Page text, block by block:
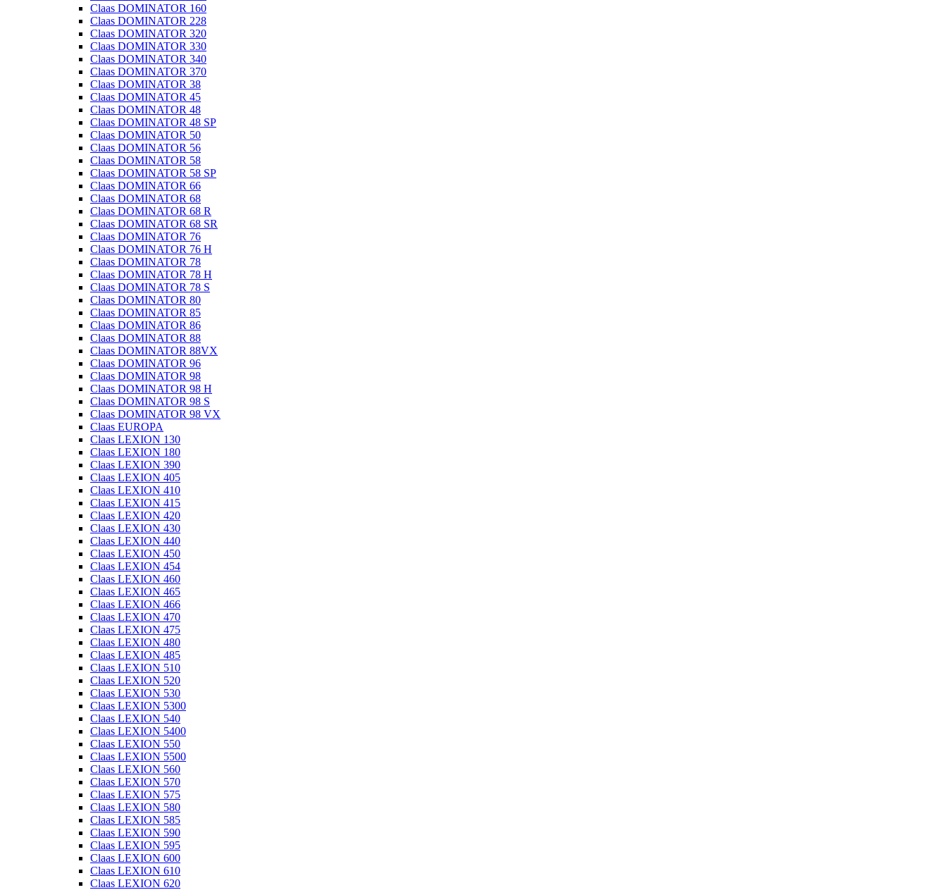
Claas DOMINATOR 160
Claas DOMINATOR 228
Claas DOMINATOR 320
Claas DOMINATOR 330
Claas DOMINATOR 340
Claas DOMINATOR 370
Claas DOMINATOR 38
Claas DOMINATOR 45
Claas DOMINATOR 48
Claas DOMINATOR 48 SP
Claas DOMINATOR 50
Claas DOMINATOR 56
Claas DOMINATOR 58
Claas DOMINATOR 58 SP
Claas DOMINATOR 66
Claas DOMINATOR 68
Claas DOMINATOR 68 R
Claas DOMINATOR 68 SR
Claas DOMINATOR 76
Claas DOMINATOR 76 H
Claas DOMINATOR 78
Claas DOMINATOR 78 H
Claas DOMINATOR 78 S
Claas DOMINATOR 80
Claas DOMINATOR 85
Claas DOMINATOR 86
Claas DOMINATOR 88
Claas DOMINATOR 88VX
Claas DOMINATOR 96
Claas DOMINATOR 98
Claas DOMINATOR 98 H
Claas DOMINATOR 98 S
Claas DOMINATOR 98 VX
Claas EUROPA
Claas LEXION 130
Claas LEXION 180
Claas LEXION 390
Claas LEXION 405
Claas LEXION 410
Claas LEXION 415
Claas LEXION 420
Claas LEXION 430
Claas LEXION 440
Claas LEXION 450
Claas LEXION 454
Claas LEXION 460
Claas LEXION 465
Claas LEXION 466
Claas LEXION 470
Claas LEXION 475
Claas LEXION 480
Claas LEXION 485
Claas LEXION 510
Claas LEXION 520
Claas LEXION 530
Claas LEXION 5300
Claas LEXION 540
Claas LEXION 5400
Claas LEXION 550
Claas LEXION 5500
Claas LEXION 560
Claas LEXION 570
Claas LEXION 575
Claas LEXION 580
Claas LEXION 585
Claas LEXION 590
Claas LEXION 595
Claas LEXION 600
Claas LEXION 610
Claas LEXION 620